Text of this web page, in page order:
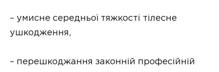
– умисне середньої тяжкості тілесне
ушкодження,
– перешкоджання законній професійній